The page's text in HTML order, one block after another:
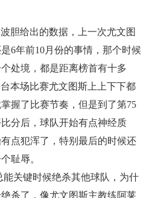
胆给出的数据，上一次尤文图
6年前10月份的事情，那个时候
处境，都是距离榜首有十多
本场比赛尤文图斯上上下下都
握了比赛节奏，但是到了第75
分后，球队开始有点神经质
点犯浑了，特别最后的时候还
耻辱。
关键时候绝杀其他球队，为什
杀了，像尤文图斯主教练阿莱